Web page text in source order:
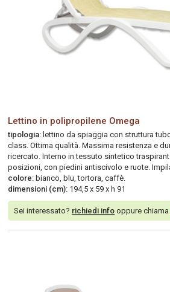
Lettino in polipropilene Omega
tipologia: lettino da spiaggia con struttura
class. Ottima qualità. Massima resistenza e
ricercato. Interno in tessuto sintetico
posizioni, con piedini antiscivolo e ruote.
colore: bianco, blu, tortora, caffè.
dimensioni (cm): 194,5 x 59 x h 91
Sei interessato? richiedi info oppure chiama